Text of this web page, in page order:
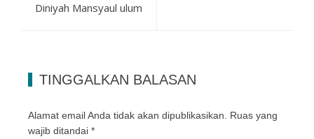
Diniyah Mansyaul ulum
TINGGALKAN BALASAN
Alamat email Anda tidak akan dipublikasikan.
Ruas yang
wajib ditandai *